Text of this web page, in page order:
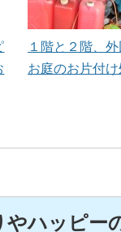
１階と２階、外
お庭のお片付け
やハッピー